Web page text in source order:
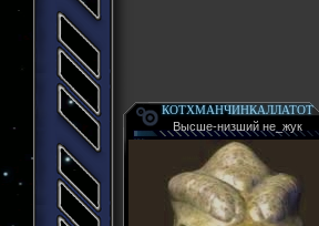
КОТХМАНЧИНКАЛЛАТОТ
Высше-низший не_жук